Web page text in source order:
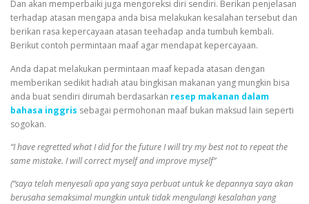
Dan akan memperbaiki juga mengoreksi diri sendiri. Berikan penjelasan
terhadap atasan mengapa anda bisa melakukan kesalahan tersebut dan
berikan rasa kepercayaan atasan teehadap anda tumbuh kembali.
Berikut contoh permintaan maaf agar mendapat kepercayaan.
Anda dapat melakukan permintaan maaf kepada atasan dengan
memberikan sedikit hadiah atau bingkisan makanan yang mungkin bisa
anda buat sendiri dirumah berdasarkan resep makanan dalam
bahasa inggris sebagai permohonan maaf bukan maksud lain seperti
sogokan.
“I have regretted what I did for the future I will try my best not to repeat the
same mistake. I will correct myself and improve myself”
(“saya telah menyesali apa yang saya perbuat untuk ke depannya saya akan
berusaha semaksimal mungkin untuk tidak mengulangi kesalahan yang